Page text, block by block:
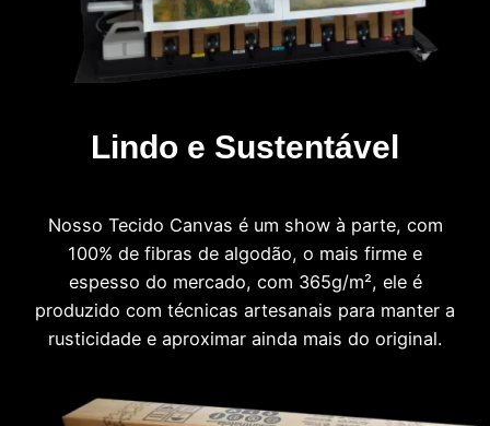
Lindo e Sustentável
Nosso Tecido Canvas é um show à parte, com
100% de fibras de algodão, o mais firme e
espesso do mercado, com 365g/m², ele é
produzido com técnicas artesanais para manter a
rusticidade e aproximar ainda mais do original.